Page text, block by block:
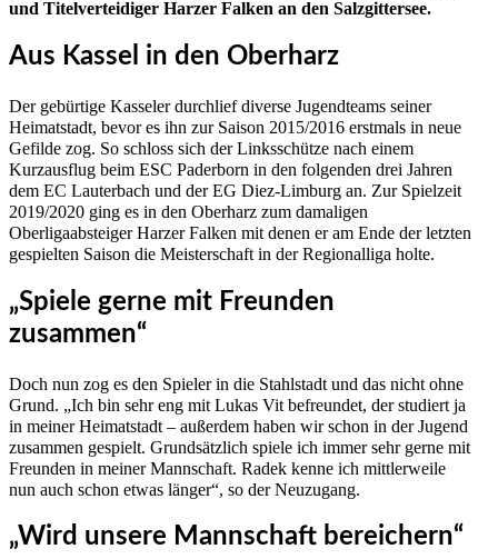
und Titelverteidiger Harzer Falken an den Salzgittersee.
Aus Kassel in den Oberharz
Der gebürtige Kasseler durchlief diverse Jugendteams seiner
Heimatstadt, bevor es ihn zur Saison 2015/2016 erstmals in neue
Gefilde zog. So schloss sich der Linksschütze nach einem
Kurzausflug beim ESC Paderborn in den folgenden drei Jahren
dem EC Lauterbach und der EG Diez-Limburg an. Zur Spielzeit
2019/2020 ging es in den Oberharz zum damaligen
Oberligaabsteiger Harzer Falken mit denen er am Ende der letzten
gespielten Saison die Meisterschaft in der Regionalliga holte.
„Spiele gerne mit Freunden
zusammen“
Doch nun zog es den Spieler in die Stahlstadt und das nicht ohne
Grund. „Ich bin sehr eng mit Lukas Vit befreundet, der studiert ja
in meiner Heimatstadt – außerdem haben wir schon in der Jugend
zusammen gespielt. Grundsätzlich spiele ich immer sehr gerne mit
Freunden in meiner Mannschaft. Radek kenne ich mittlerweile
nun auch schon etwas länger“, so der Neuzugang.
„Wird unsere Mannschaft bereichern“